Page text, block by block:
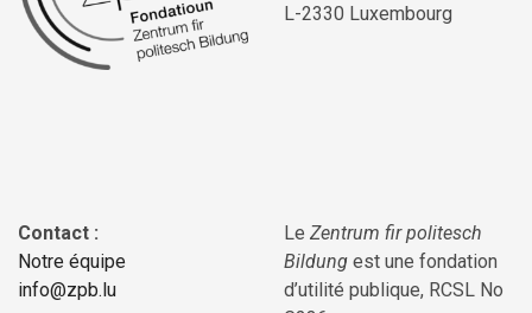
L-2330 Luxembourg
Contact :
Notre équipe
info@zpb.lu
Le Zentrum fir politesch
Bildung est une fondation
d’utilité publique, RCSL No